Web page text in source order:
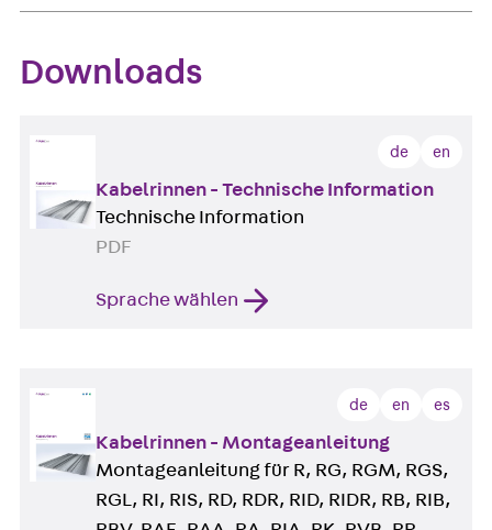
Downloads
de en
Kabelrinnen - Technische Information
Technische Information
PDF
Sprache wählen
de en es
Kabelrinnen - Montageanleitung
Montageanleitung für R, RG, RGM, RGS,
RGL, RI, RIS, RD, RDR, RID, RIDR, RB, RIB,